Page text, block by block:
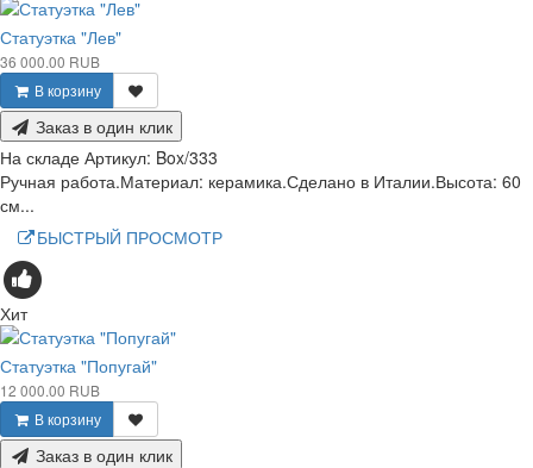
Статуэтка "Лев"
36 000.00 RUB
В корзину
Заказ в один клик
На складе Артикул: Box/333
Ручная работа.Материал: керамика.Сделано в Италии.Высота: 60
см...
БЫСТРЫЙ ПРОСМОТР
Хит
Статуэтка "Попугай"
12 000.00 RUB
В корзину
Заказ в один клик